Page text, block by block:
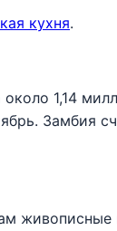
кухня.
1,14
Замбия
живописные